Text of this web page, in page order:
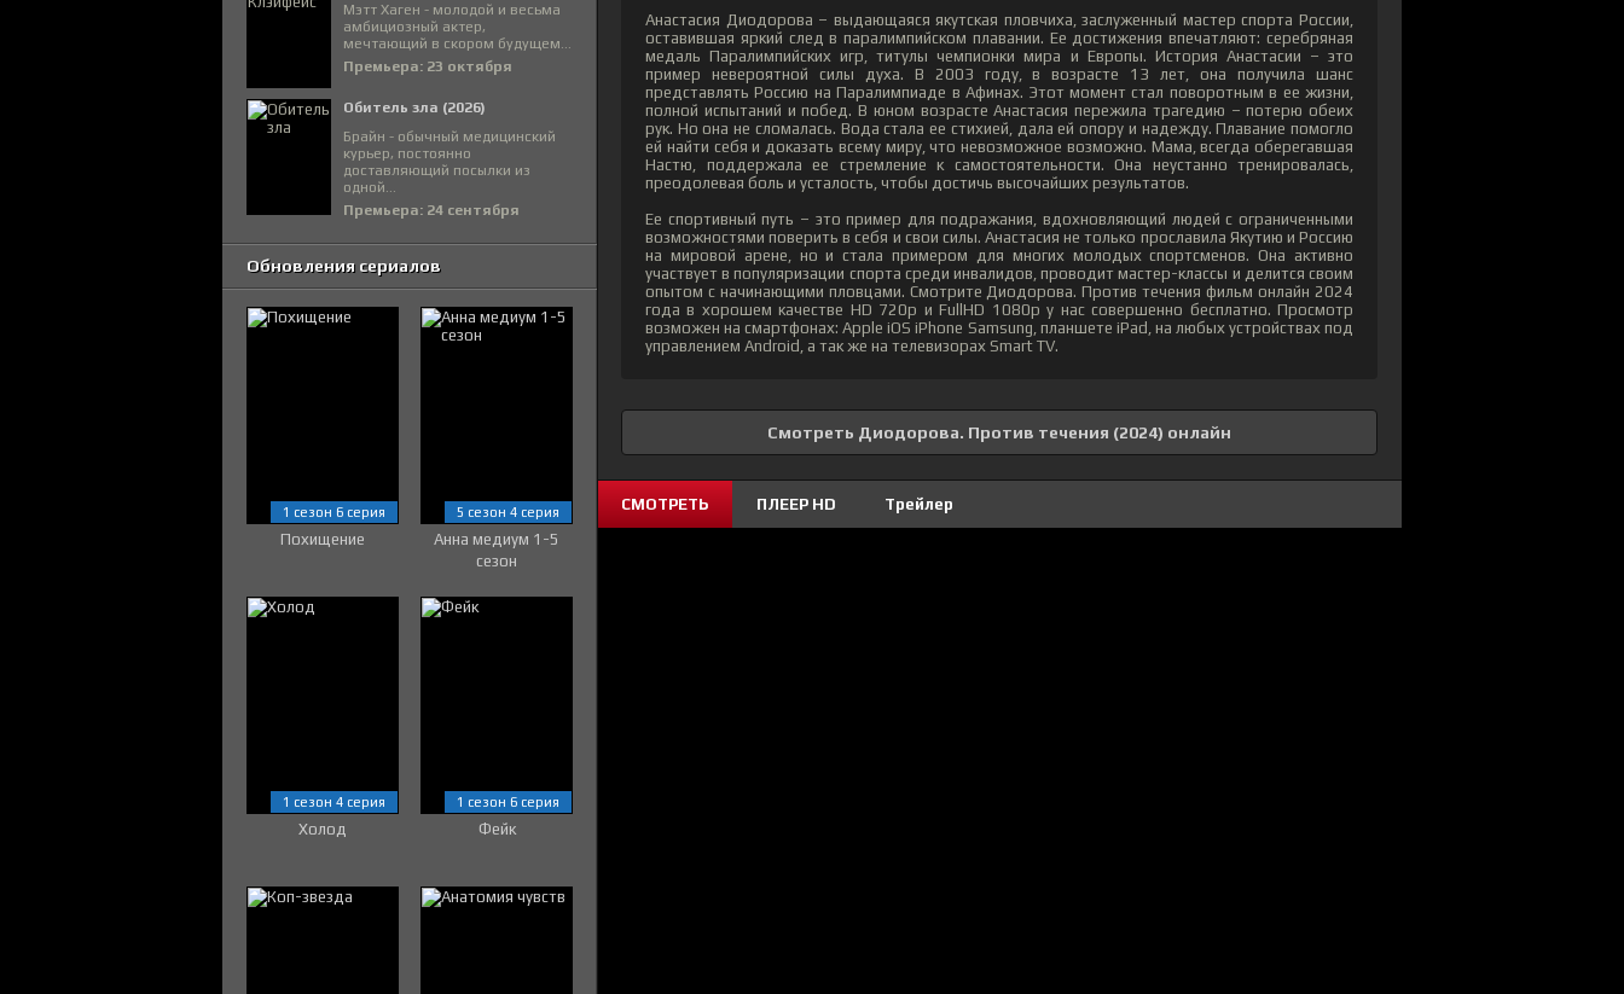
Анастасия Диодорова – выдающаяся якутская пловчиха, заслуженный мастер спорта России,
оставившая яркий след в паралимпийском плавании. Ее достижения впечатляют: серебряная
медаль Паралимпийских игр, титулы чемпионки мира и Европы. История Анастасии – это
пример невероятной силы духа. В 2003 году, в возрасте 13 лет, она получила шанс
представлять Россию на Паралимпиаде в Афинах. Этот момент стал поворотным в ее жизни,
полной испытаний и побед. В юном возрасте Анастасия пережила трагедию – потерю обеих
рук. Но она не сломалась. Вода стала ее стихией, дала ей опору и надежду. Плавание помогло
ей найти себя и доказать всему миру, что невозможное возможно. Мама, всегда оберегавшая
Настю, поддержала ее стремление к самостоятельности. Она неустанно тренировалась,
преодолевая боль и усталость, чтобы достичь высочайших результатов.
Ее спортивный путь – это пример для подражания, вдохновляющий людей с ограниченными
возможностями поверить в себя и свои силы. Анастасия не только прославила Якутию и Россию
на мировой арене, но и стала примером для многих молодых спортсменов. Она активно
участвует в популяризации спорта среди инвалидов, проводит мастер-классы и делится своим
опытом с начинающими пловцами. Смотрите Диодорова. Против течения фильм онлайн 2024
года в хорошем качестве HD 720p и FullHD 1080p у нас совершенно бесплатно. Просмотр
возможен на смартфонах: Apple iOS iPhone Samsung, планшете iPad, на любых устройствах под
управлением Android, а так же на телевизорах Smart TV.
Смотреть Диодорова. Против течения (2024) онлайн
СМОТРЕТЬ ПЛЕЕР HD Трейлер
Мэтт Хаген - молодой и весьма
амбициозный актер,
мечтающий в скором будущем...
Премьера: 23 октября
Обитель зла (2026)
Брайн - обычный медицинский
курьер, постоянно
доставляющий посылки из
одной...
Премьера: 24 сентября
Обновления сериалов
Похищение
1 сезон 6 серия
Анна медиум 1-5
сезон
5 сезон 4 серия
Холод
1 сезон 4 серия
Фейк
1 сезон 6 серия